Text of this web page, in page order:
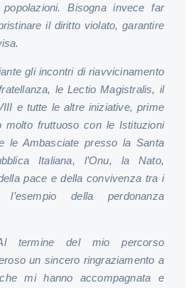
Bisogna invece far
il diritto violato, garantire
gli incontri di riavvicinamento
le Lectio Magistralis, il
e tutte le altre iniziative, prime
molto fruttuoso con le Istituzioni
le Ambasciate presso la Santa
Italiana, l’Onu, la Nato,
pace e della convivenza tra i
della perdonanza
termine del mio percorso
un sincero ringraziamento a
mi hanno accompagnata e